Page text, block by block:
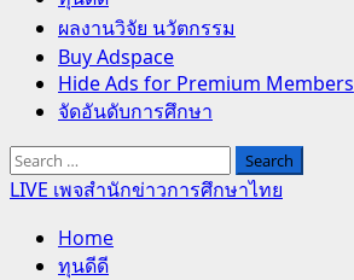
ผลงานวิจัย นวัตกรรม
Buy Adspace
Hide Ads for Premium Members
จัดอันดับการศึกษา
Search
for:
LIVE เพจสำนักข่าวการศึกษาไทย
Home
ทุนดีดี